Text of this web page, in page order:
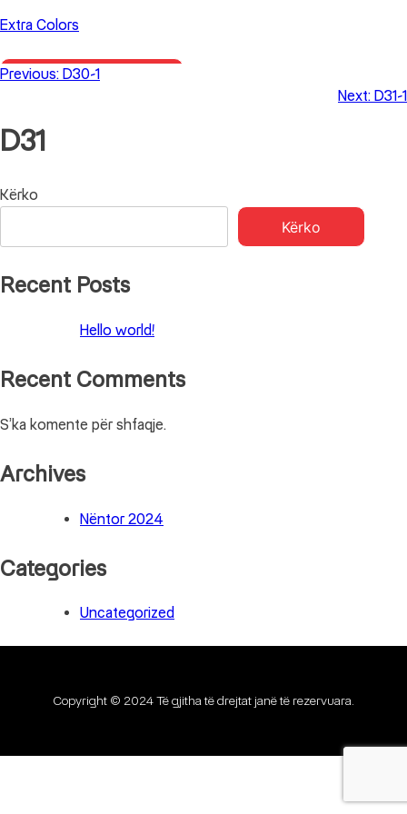
Skip
content
Extra Colors
Primary Menu
D31
Lëvizje
Previous: D30-1
Next: D31-1
Kërko
Kërko
Recent Posts
Hello world!
Recent Comments
S’ka komente për shfaqje.
Archives
Nëntor 2024
Categories
Uncategorized
Copyright © 2024 Të gjitha të drejtat janë të rezervuara.